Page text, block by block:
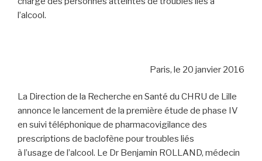
l’alcool.
Paris, le 20 janvier 2016
La Direction de la Recherche en Santé du CHRU de Lille
annonce le lancement de la première étude de phase IV
en suivi téléphonique de pharmacovigilance des
prescriptions de baclofène pour troubles liés
à l’usage de l’alcool. Le Dr Benjamin ROLLAND, médecin